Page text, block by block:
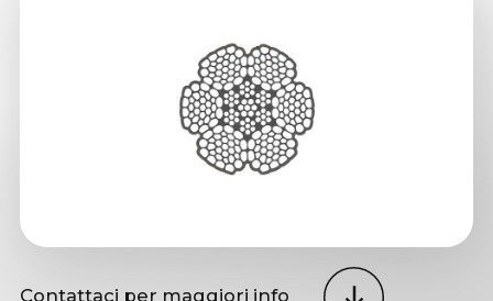
Contattaci per maggiori info